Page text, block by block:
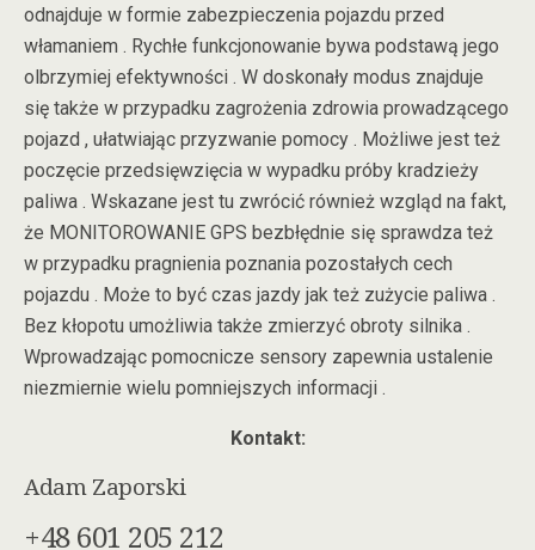
odnajduje w formie zabezpieczenia pojazdu przed
włamaniem . Rychłe funkcjonowanie bywa podstawą jego
olbrzymiej efektywności . W doskonały modus znajduje
się także w przypadku zagrożenia zdrowia prowadzącego
pojazd , ułatwiając przyzwanie pomocy . Możliwe jest też
poczęcie przedsięwzięcia w wypadku próby kradzieży
paliwa . Wskazane jest tu zwrócić również wzgląd na fakt,
że MONITOROWANIE GPS bezbłędnie się sprawdza też
w przypadku pragnienia poznania pozostałych cech
pojazdu . Może to być czas jazdy jak też zużycie paliwa .
Bez kłopotu umożliwia także zmierzyć obroty silnika .
Wprowadzając pomocnicze sensory zapewnia ustalenie
niezmiernie wielu pomniejszych informacji .
Kontakt:
Adam Zaporski
+48 601 205 212